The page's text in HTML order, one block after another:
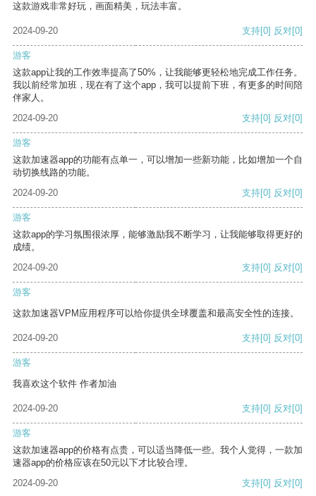
这款游戏非常好玩，画面精美，玩法丰富。
2024-09-20 支持[0] 反对[0]
游客
这款app让我的工作效率提高了50%，让我能够更轻松地完成工作任务。
我以前经常加班，现在有了这个app，我可以提前下班，有更多的时间陪
伴家人。
2024-09-20
支持[0] 反对[0]
游客
这款加速器app的功能有点单一，可以增加一些新功能，比如增加一个自
动切换线路的功能。
2024-09-20
支持[0] 反对[0]
游客
这款app的学习氛围很浓厚，能够激励我不断学习，让我能够取得更好的
成绩。
2024-09-20
支持[0] 反对[0]
游客
这款加速器VPM应用程序可以给你提供全球覆盖和最高安全性的连接。
2024-09-20 支持[0] 反对[0]
游客
我喜欢这个软件 作者加油
2024-09-20 支持[0] 反对[0]
游客
这款加速器app的价格有点贵，可以适当降低一些。我个人觉得，一款加
速器app的价格应该在50元以下才比较合理。
2024-09-20
支持[0] 反对[0]